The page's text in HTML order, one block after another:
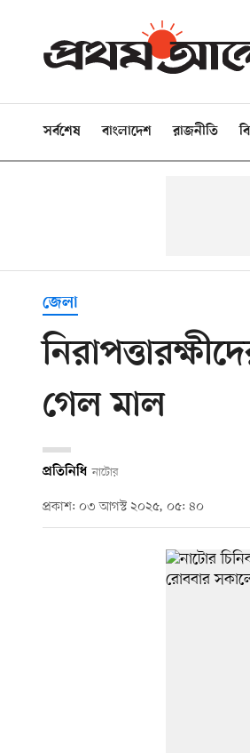
সর্বশেষ বাংলাদেশ রাজনীতি
জেলা
গেল মাল
প্রতিনিধি নাটোর
প্রকাশ: ০৩ আগস্ট ২০২৫, ০৫: ৪০